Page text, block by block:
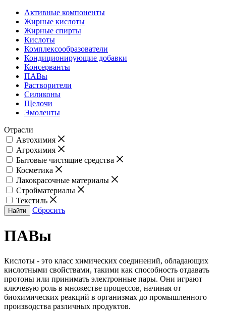
Активные компоненты
Жирные кислоты
Жирные спирты
Кислоты
Комплексообразователи
Кондиционирующие добавки
Консерванты
ПАВы
Растворители
Силиконы
Щелочи
Эмоленты
Отрасли
Автохимия
Агрохимия
Бытовые чистящие средства
Косметика
Лакокрасочные материалы
Стройматериалы
Текстиль
Найти Сбросить
ПАВы
Кислоты - это класс химических соединений, обладающих
кислотными свойствами, такими как способность отдавать
протоны или принимать электронные пары. Они играют
ключевую роль в множестве процессов, начиная от
биохимических реакций в организмах до промышленного
производства различных продуктов.